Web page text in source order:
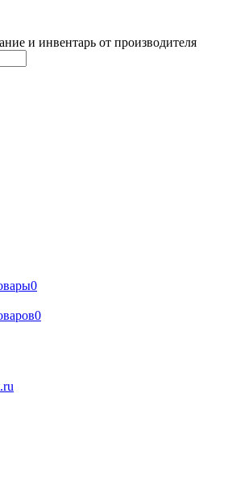
и инвентарь от производителя
0
0